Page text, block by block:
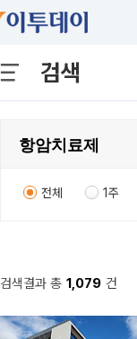
검색
전체 1주
검색결과 총 1,079 건